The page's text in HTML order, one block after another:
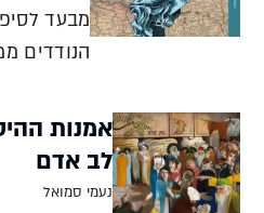
מבעד
הנודדים
על חשבון
שנכתב
אמנות
לב אדם
נעמי סמואל